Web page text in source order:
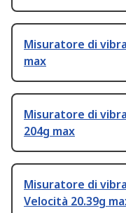
Misuratore di
max
Misuratore di
204g max
Misuratore di
Velocità 20.39g